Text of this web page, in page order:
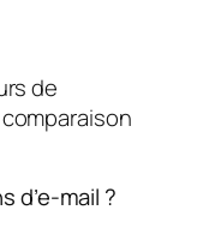
de
d’e-mail ?